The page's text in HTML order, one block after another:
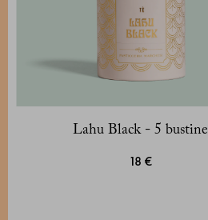
Lahu Black - 5 bustine
18 €